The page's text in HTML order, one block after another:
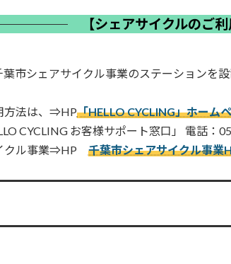
【シェアサイクルのご利
市シェアサイクル事業のステーションを
方法は、⇒HP「HELLO CYCLING」ホーム
CYCLING お客様サポート窓口」 電話：
クル事業⇒HP 千葉市シェアサイクル事業